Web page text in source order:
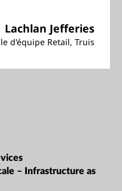
Lachlan Jefferies
d'équipe Retail, Truis
– Infrastructure as